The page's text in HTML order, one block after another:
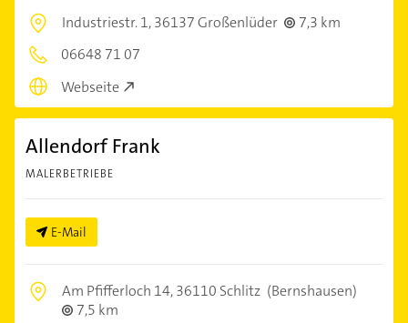
Industriestr. 1,36137 Großenlüder
7,3 km
06648 71 07
Webseite
Allendorf Frank
MALERBETRIEBE
E-Mail
Am Pfifferloch 14,36110 Schlitz (Bernshausen)
7,5 km